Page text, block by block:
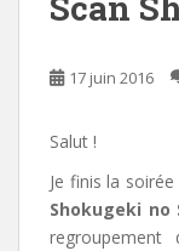
17 juin 2016
Salut !
Je finis la
Shokugeki no